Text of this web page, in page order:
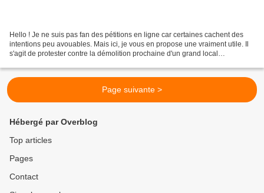
Hello ! Je ne suis pas fan des pétitions en ligne car certaines cachent des
intentions peu avouables. Mais ici, je vous en propose une vraiment utile. Il
s'agit de protester contre la démolition prochaine d'un grand local
Page suivante >
Hébergé par Overblog
Top articles
Pages
Contact